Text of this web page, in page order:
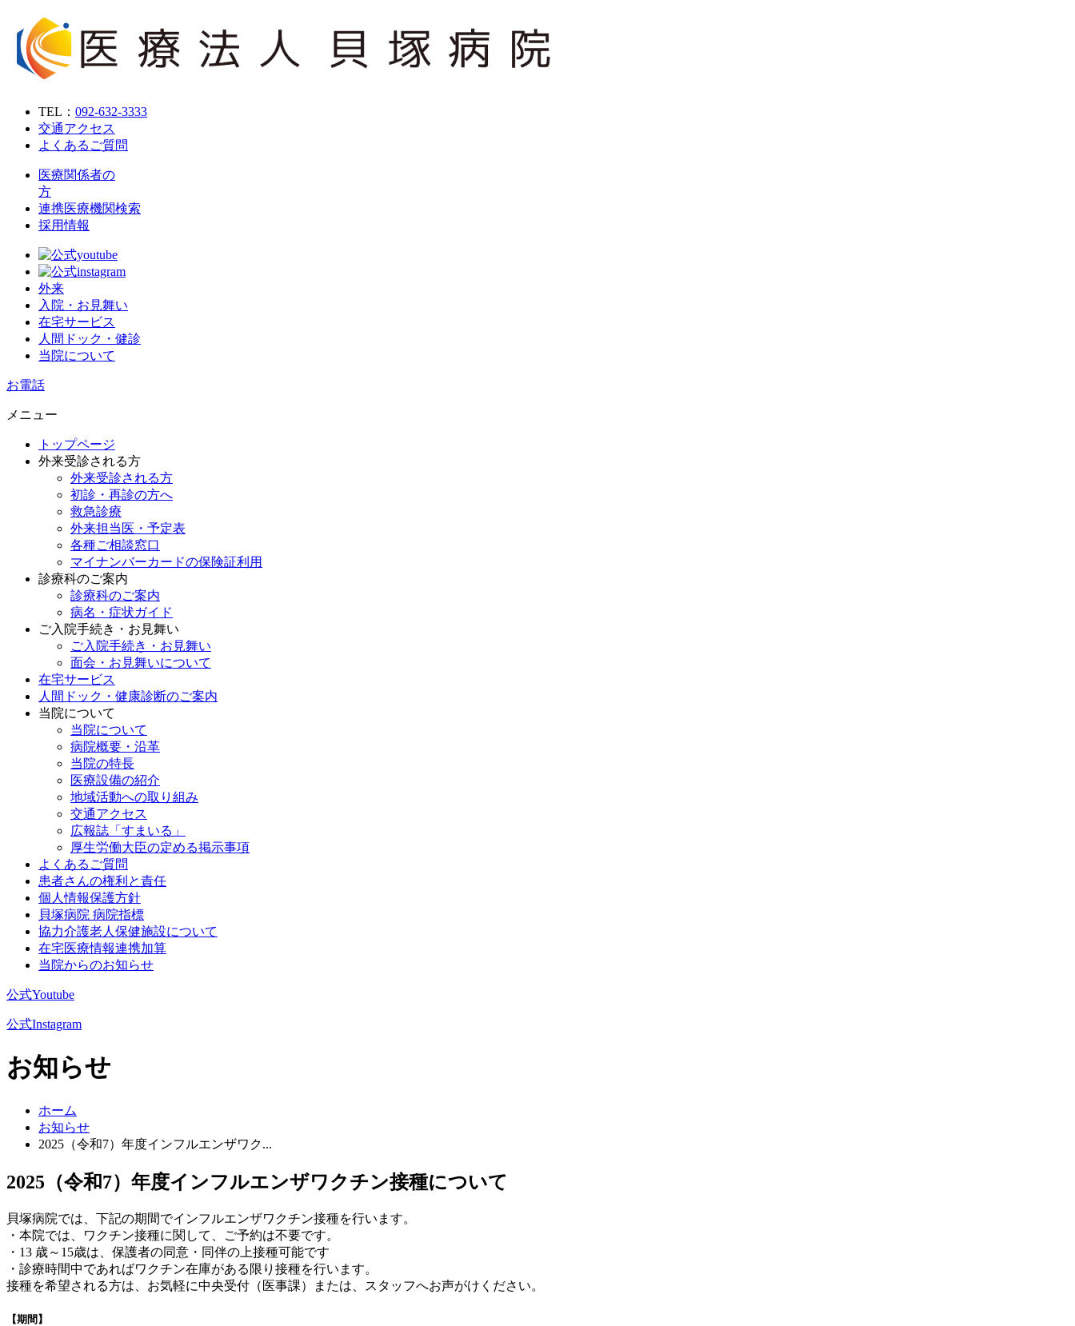
TEL： 092-632-3333
交通アクセス
よくあるご質問
医療関係者の
方
連携医療機関検索
採用情報
外来
入院・お見舞い
在宅サービス
人間ドック・健診
当院について
お電話
メニュー
トップページ
外来受診される方
外来受診される方
初診・再診の方へ
救急診療
外来担当医・予定表
各種ご相談窓口
マイナンバーカードの保険証利用
診療科のご案内
診療科のご案内
病名・症状ガイド
ご入院手続き・お見舞い
ご入院手続き・お見舞い
面会・お見舞いについて
在宅サービス
人間ドック・健康診断のご案内
当院について
当院について
病院概要・沿革
当院の特長
医療設備の紹介
地域活動への取り組み
交通アクセス
広報誌「すまいる」
厚生労働大臣の定める掲示事項
よくあるご質問
患者さんの権利と責任
個人情報保護方針
貝塚病院 病院指標
協力介護老人保健施設について
在宅医療情報連携加算
当院からのお知らせ
公式Youtube
公式Instagram
お知らせ
ホーム
お知らせ
2025（令和7）年度インフルエンザワク...
2025（令和7）年度インフルエンザワクチン接種について
貝塚病院では、下記の期間でインフルエンザワクチン接種を行います。
・本院では、ワクチン接種に関して、ご予約は不要です。
・13 歳～15歳は、保護者の同意・同伴の上接種可能です
・診療時間中であればワクチン在庫がある限り接種を行います。
接種を希望される方は、お気軽に中央受付（医事課）または、スタッフへお声がけください。
【期間】